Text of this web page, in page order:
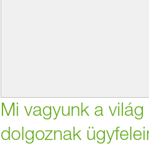
Mi vagyunk a
dolgoznak